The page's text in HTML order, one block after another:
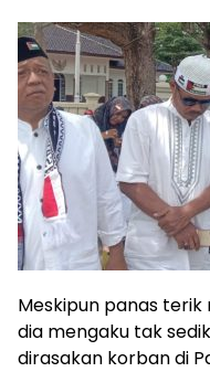
Meskipun panas
dia mengaku tak
dirasakan korban di